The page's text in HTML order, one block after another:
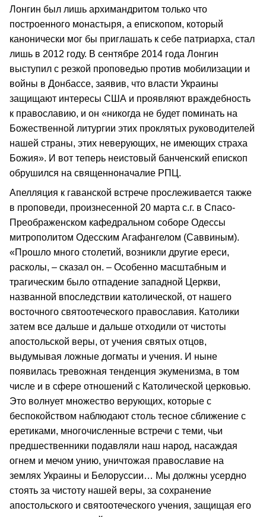
Лонгин был лишь архимандритом только что
построенного монастыря, а епископом, который
канонически мог бы приглашать к себе патриарха, стал
лишь в 2012 году. В сентябре 2014 года Лонгин
выступил с резкой проповедью против мобилизации и
войны в Донбассе, заявив, что власти Украины
защищают интересы США и проявляют враждебность
к православию, и он «никогда не будет поминать на
Божественной литургии этих проклятых руководителей
нашей страны, этих неверующих, не имеющих страха
Божия». И вот теперь неистовый банченский епископ
обрушился на священноначалие РПЦ.
Апелляция к гаванской встрече прослеживается также
в проповеди, произнесенной 20 марта с.г. в Спасо-
Преображенском кафедральном соборе Одессы
митрополитом Одесским Агафангелом (Саввиным).
«Прошло много столетий, возникли другие ереси,
расколы, – сказал он. – Особенно масштабным и
трагическим было отпадение западной Церкви,
названной впоследствии католической, от нашего
восточного святоотеческого православия. Католики
затем все дальше и дальше отходили от чистоты
апостольской веры, от учения святых отцов,
выдумывая ложные догматы и учения. И ныне
появилась тревожная тенденция экуменизма, в том
числе и в сфере отношений с Католической церковью.
Это волнует множество верующих, которые с
беспокойством наблюдают столь тесное сближение с
еретиками, многочисленные встречи с теми, чьи
предшественники подавляли наш народ, насаждая
огнем и мечом унию, уничтожая православие на
землях Украины и Белоруссии… Мы должны усердно
стоять за чистоту нашей веры, за сохранение
апостольского и святоотеческого учения, защищая его